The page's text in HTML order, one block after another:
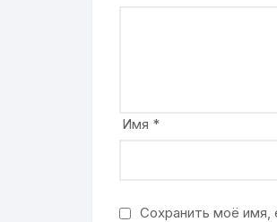
Имя *
Сохранить моё имя,